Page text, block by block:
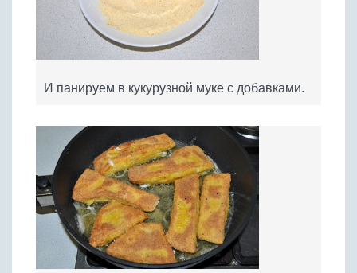
И панируем в кукурузной муке с добавками.